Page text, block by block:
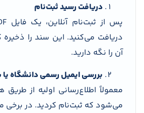
دریافت رسید ثبت‌نام
دریافت می‌کنید. این سند را ذخیره
آن را نگه دارید.
بررسی ایمیل رسمی دانشگاه یا
معمولاً اطلاع‌رسانی اولیه از
می‌شود که ثبت‌نام کردید. در برخی